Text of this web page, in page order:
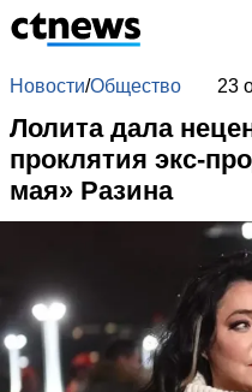
Новости/Общество 23
Лолита дала
проклятия экс-
мая» Разина